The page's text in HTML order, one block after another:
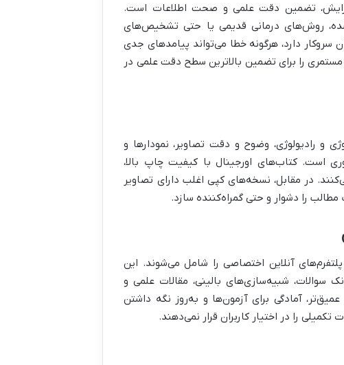
تضمین دقت علمی و صحت اطلاعات است.
روش‌های درمانی قدیمی یا حتی تشخیص‌های
دارد، هرگونه خطا می‌تواند پیامدهای جدی
مستمری را برای تضمین بالاترین سطح دقت علمی در
و رادیولوژی، وضوح و دقت تصاویر، نمودارها و
است. کتاب‌های اورجینال با کیفیت چاپ بالا،
در مقابل، نسخه‌های کپی اغلب دارای تصاویر
را دشوار و حتی گمراه‌کننده سازد.
آنلاین اختصاصی را شامل می‌شوند. این
سوالات، شبیه‌سازی‌های بالینی، مقالات علمی و
آمادگی برای آزمون‌ها و به‌روز نگه داشتن
را در اختیار کاربران قرار نمی‌دهند.